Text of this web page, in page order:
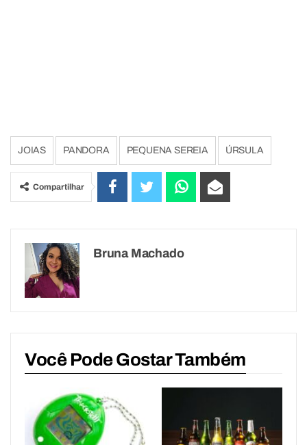
JOIAS PANDORA PEQUENA SEREIA ÚRSULA
Compartilhar
Bruna Machado
Você Pode Gostar Também